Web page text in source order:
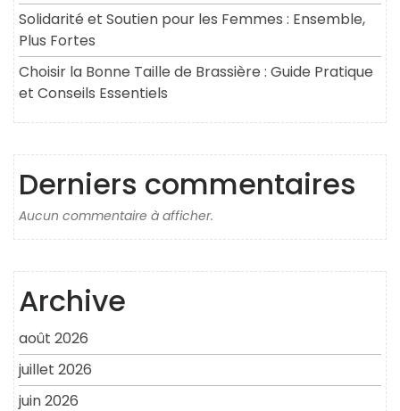
Solidarité et Soutien pour les Femmes : Ensemble,
Plus Fortes
Choisir la Bonne Taille de Brassière : Guide Pratique
et Conseils Essentiels
Derniers commentaires
Aucun commentaire à afficher.
Archive
août 2026
juillet 2026
juin 2026